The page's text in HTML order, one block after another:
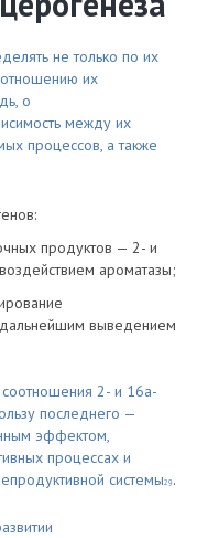
не только по их
их
о
между их
процессов, а также
продуктов — 2- и
ароматазы;
дальнейшим выведением
2- и 16a-
последнего —
эффектом,
процессах и
системы29.